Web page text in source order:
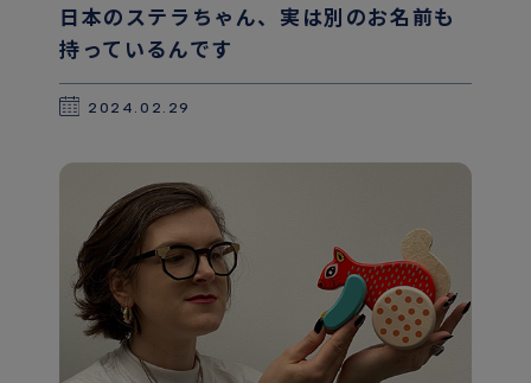
日本のステラちゃん、実は別のお名前も
持っているんです
2024.02.29